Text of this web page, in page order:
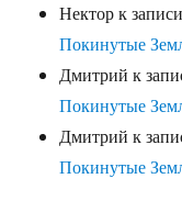
Некторк
Покинутые
Дмитрий к
Покинутые
Дмитрий к
Покинутые